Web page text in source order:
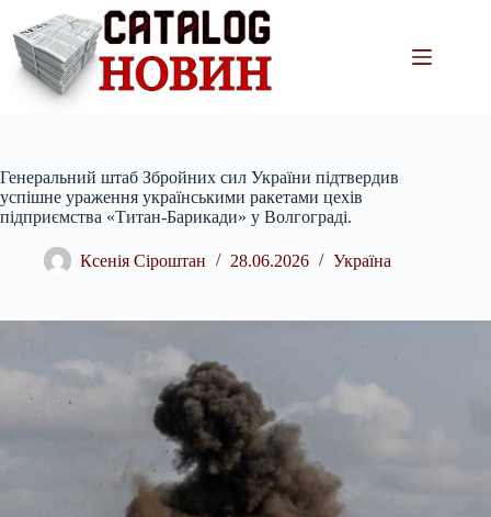
вмісту
Генеральний штаб Збройних сил України підтвердив
успішне ураження українськими ракетами цехів
підприємства «Титан-Барикади» у Волгограді.
Ксенія Сіроштан 28.06.2026 Україна